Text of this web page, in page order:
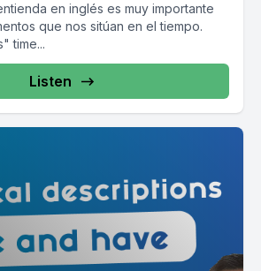
en inglés es muy importante
que nos sitúan en el tiempo.
time...
Listen